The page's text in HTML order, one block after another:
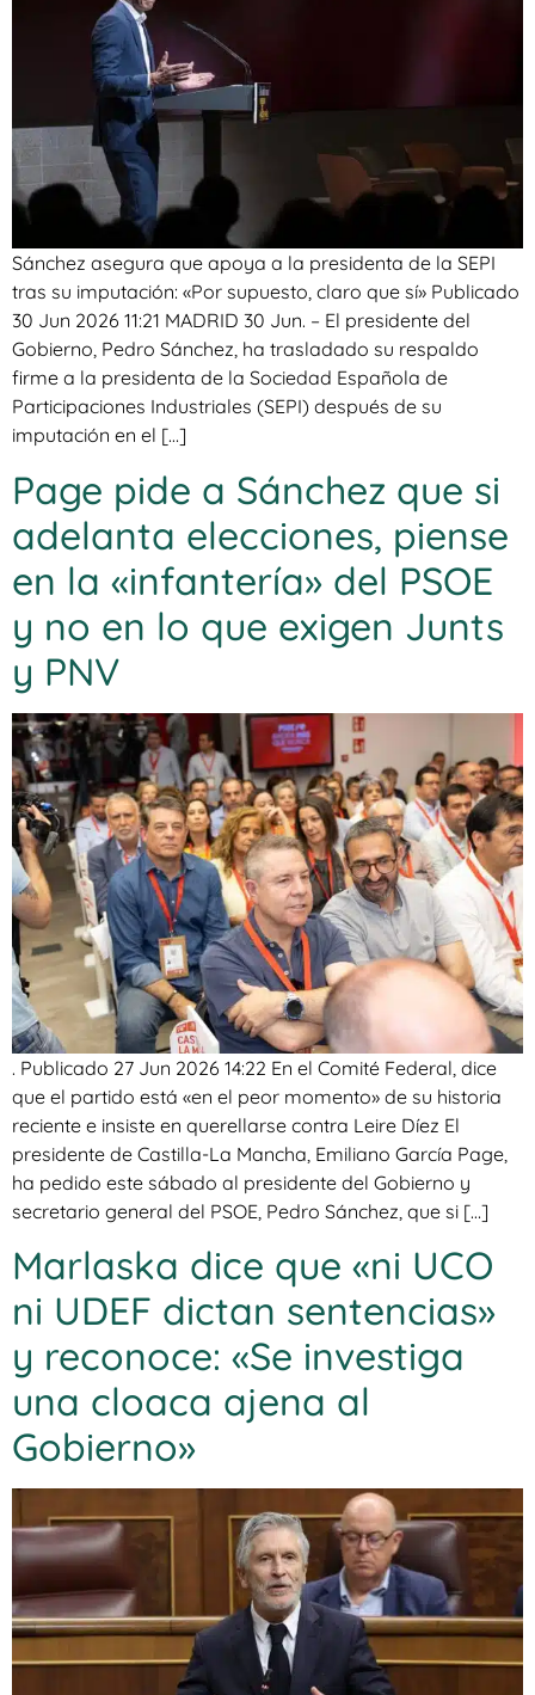
Sánchez asegura que apoya a la presidenta de la SEPI
tras su imputación: «Por supuesto, claro que sí» Publicado
30 Jun 2026 11:21 MADRID 30 Jun. – El presidente del
Gobierno, Pedro Sánchez, ha trasladado su respaldo
firme a la presidenta de la Sociedad Española de
Participaciones Industriales (SEPI) después de su
imputación en el […]
Page pide a Sánchez que si
adelanta elecciones, piense
en la «infantería» del PSOE
y no en lo que exigen Junts
y PNV
. Publicado 27 Jun 2026 14:22 En el Comité Federal, dice
que el partido está «en el peor momento» de su historia
reciente e insiste en querellarse contra Leire Díez El
presidente de Castilla-La Mancha, Emiliano García Page,
ha pedido este sábado al presidente del Gobierno y
secretario general del PSOE, Pedro Sánchez, que si […]
Marlaska dice que «ni UCO
ni UDEF dictan sentencias»
y reconoce: «Se investiga
una cloaca ajena al
Gobierno»